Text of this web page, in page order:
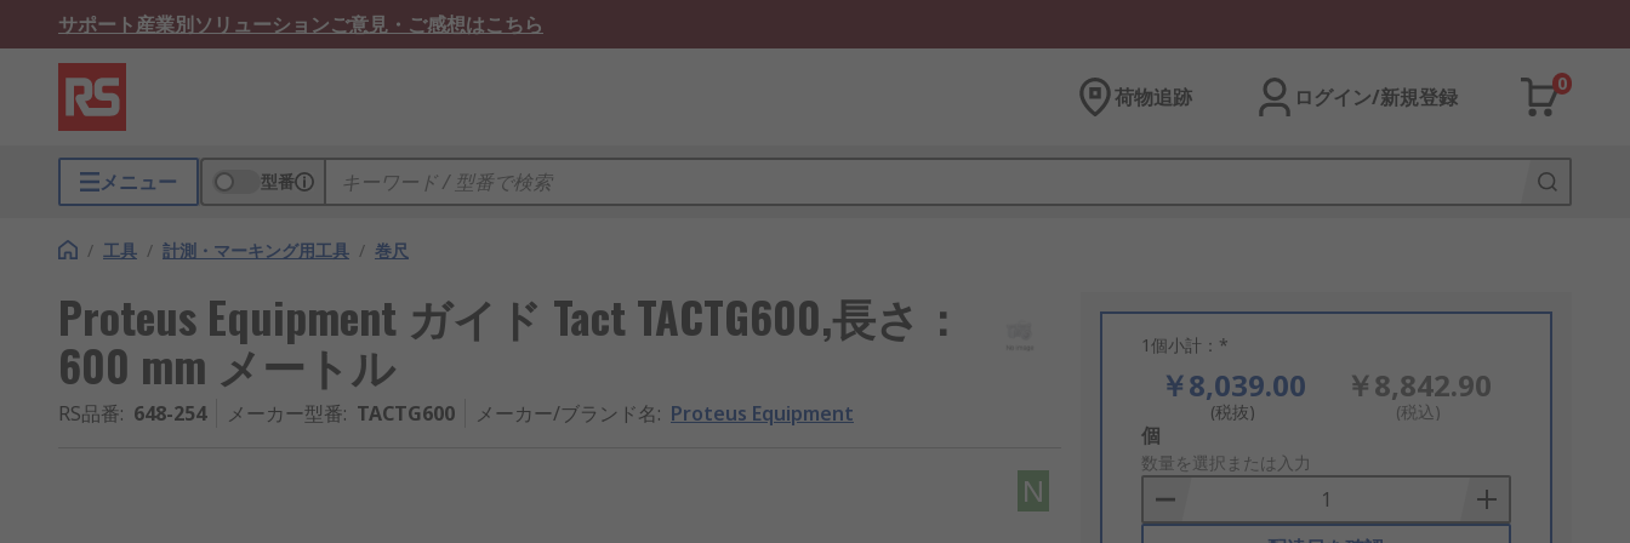
サポート産業別ソリューションご意見・ご感想はこちら
荷物追跡 ログイン/新規登録
0
メニュー 型番
/ 工具 / 計測・マーキング用工具 / 巻尺
Proteus Equipment ガイド Tact TACTG600,長さ：
600 mm メートル
RS品番: 648-254 メーカー型番: TACTG600 メーカー/ブランド名: Proteus Equipment
N
1個小計：*
￥8,039.00
(税抜)
￥8,842.90
(税込)
Add
to
Basket
個
数量を選択または入力